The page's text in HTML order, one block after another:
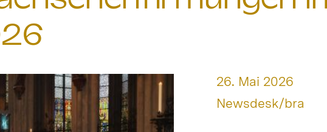
Datum:
26. Mai 2026
Von:
Newsdesk/bra